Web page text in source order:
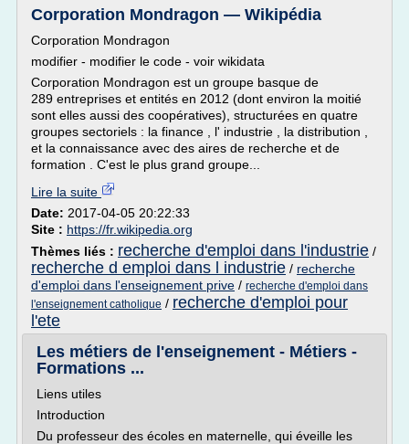
Corporation Mondragon — Wikipédia
Corporation Mondragon
modifier - modifier le code - voir wikidata
Corporation Mondragon est un groupe basque de
289 entreprises et entités en 2012 (dont environ la moitié
sont elles aussi des coopératives), structurées en quatre
groupes sectoriels : la finance , l' industrie , la distribution ,
et la connaissance avec des aires de recherche et de
formation . C'est le plus grand groupe...
Lire la suite
Date: 2017-04-05 20:22:33
Site : https://fr.wikipedia.org
Thèmes liés : recherche d'emploi dans l'industrie /
recherche d emploi dans l industrie / recherche
d'emploi dans l'enseignement prive / recherche d'emploi dans
l'enseignement catholique / recherche d'emploi pour
l'ete
Les métiers de l'enseignement - Métiers -
Formations ...
Liens utiles
Introduction
Du professeur des écoles en maternelle, qui éveille les